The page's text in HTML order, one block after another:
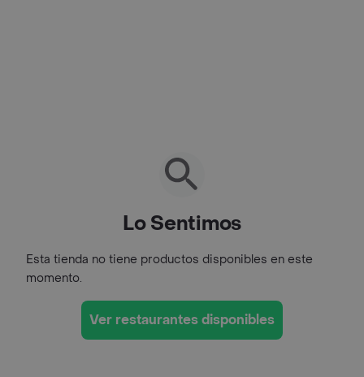
Lo Sentimos
Esta tienda no tiene productos disponibles en este
momento.
Ver restaurantes disponibles